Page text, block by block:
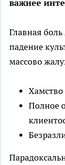
важнее
Главная
падение
массово
Хамство
Полное